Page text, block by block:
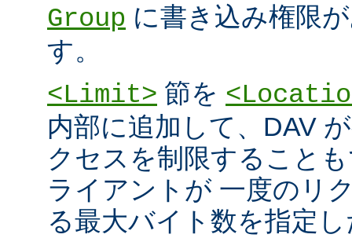
Group に書き込み権限
す。
<Limit> 節を
内部に追加して、DAV
クセスを制限すること
ライアントが 一度のリ
る最大バイト数を指定